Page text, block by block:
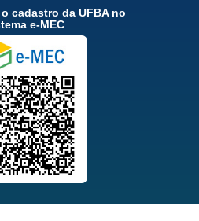
cadastro da UFBA no
e-MEC